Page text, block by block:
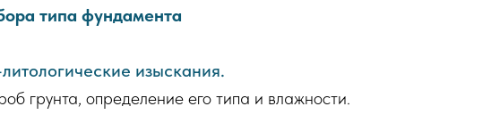
типа фундамента
литологические изыскания.
грунта, определение его типа и влажности.